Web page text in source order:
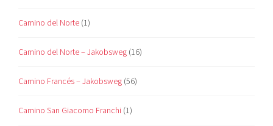
Camino del Norte (1)
Camino del Norte – Jakobsweg (16)
Camino Francés – Jakobsweg (56)
Camino San Giacomo Franchi (1)